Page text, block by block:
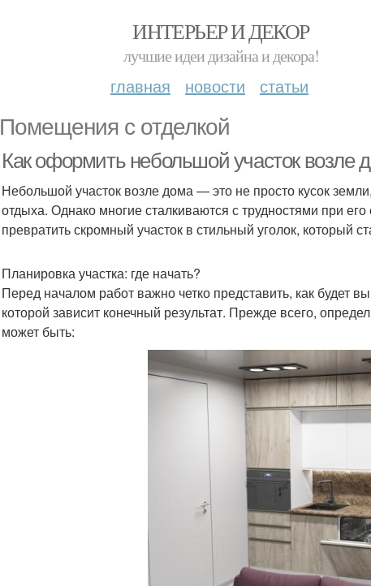
ИНТЕРЬЕР И ДЕКОР
лучшие идеи дизайна и декора!
главная новости статьи
Помещения с отделкой
Как оформить небольшой участок возле
Небольшой участок возле дома — это не просто кусок
отдыха. Однако многие сталкиваются с трудностями при
превратить скромный участок в стильный уголок,
Планировка участка: где начать?
Перед началом работ важно четко представить, как будет
которой зависит конечный результат. Прежде всего,
может быть: